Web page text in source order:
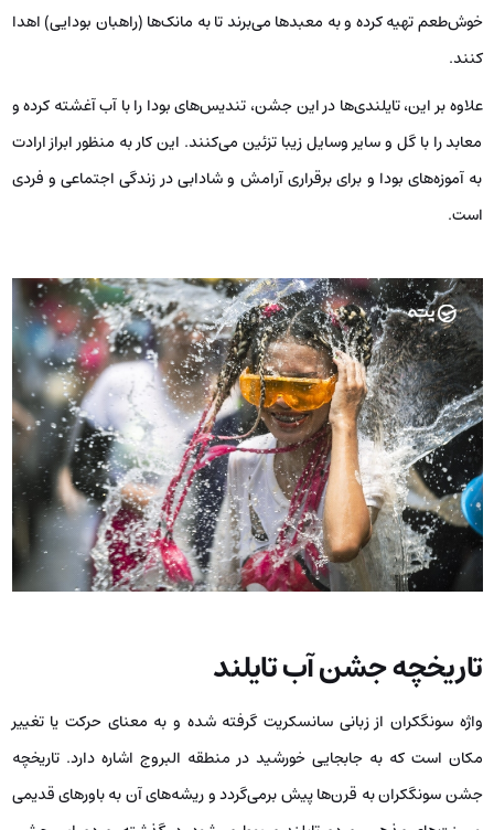
خوش‌طعم تهیه کرده و به معبدها می‌برند تا به مانک‌ها (راهبان بودایی) اهدا
کنند.
علاوه بر این، تایلندی‌ها در این جشن، تندیس‌های بودا را با آب آغشته کرده و
معابد را با گل و سایر وسایل زیبا تزئین می‌کنند. این کار به منظور ابراز ارادت
به آموزه‌های بودا و برای برقراری آرامش و شادابی در زندگی اجتماعی و فردی
است.
تاریخچه جشن آب تایلند
واژه سونگکران از زبانی سانسکریت گرفته شده و به معنای حرکت یا تغییر
مکان است که به جابجایی خورشید در منطقه البروج اشاره دارد. تاریخچه
جشن سونگکران به قرن‌ها پیش برمی‌گردد و ریشه‌های آن به باورهای قدیمی